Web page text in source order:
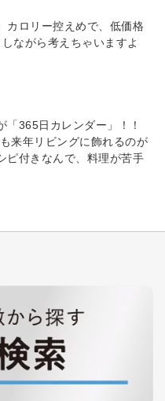
カロリー控えめで、低価格
ながら考えちゃいますよ
「365日カレンダー」！！
来年リビングに飾れるのが
ピ付きなんで、料理が苦手